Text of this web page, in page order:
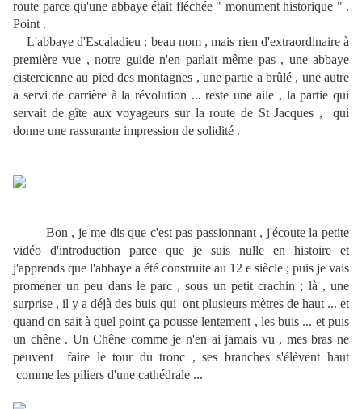
route parce qu'une abbaye était fléchée " monument historique " .
Point .
L'abbaye d'Escaladieu : beau nom , mais rien d'extraordinaire à
première vue , notre guide n'en parlait même pas , une abbaye
cistercienne au pied des montagnes , une partie a brûlé , une autre
a servi de carrière à la révolution ... reste une aile , la partie qui
servait de gîte aux voyageurs sur la route de St Jacques , qui
donne une rassurante impression de solidité .
Bon , je me dis que c'est pas passionnant , j'écoute la petite
vidéo d'introduction parce que je suis nulle en histoire et
j'apprends que l'abbaye a été construite au 12 e siècle ; puis je vais
promener un peu dans le parc , sous un petit crachin ; là , une
surprise , il y a déjà des buis qui ont plusieurs mètres de haut ... et
quand on sait à quel point ça pousse lentement , les buis ... et puis
un chêne . Un Chêne comme je n'en ai jamais vu , mes bras ne
peuvent faire le tour du tronc , ses branches s'élèvent haut
comme les piliers d'une cathédrale ...